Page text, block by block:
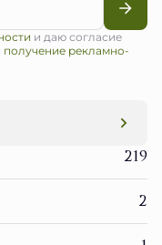
и даю согласие
получение рекламно-
219
2
1